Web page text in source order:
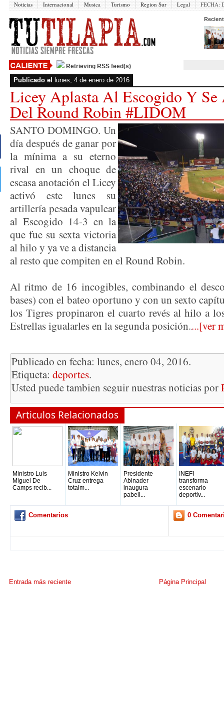
Noticias Internacional Musica Turismo Region Sur Legal FECHA:
Retrieving RSS feed(s)
Publicado el lunes, 4 de enero de 2016
Licey Aplasta Al Escogido Y Se
Del Round Robin #LIDOM
SANTO DOMINGO. Un
día después de ganar por
la mínima a su eterno
rival en un choque de
escasa anotación el Licey
activó este lunes su
artillería pesada vapulear
al Escogido 14-3 en la
que fue su sexta victoria
al hilo y ya ve a distancia
al resto que compiten en el Round Robin.
Al ritmo de 16 incogibles, combinando el
bases) con el bateo oportuno y con un sexto
los Tigres propinaron el cuarto revés al hilo a
Estrellas igualarles en la segunda posición....[ver
Publicado en fecha: lunes, enero 04, 2016.
Etiqueta: deportes.
Usted puede tambien seguir nuestras noticias por
Articulos Relacionados
Ministro Luis
Miguel De
Camps recib...
Ministro Kelvin
Cruz entrega
totalm...
Presidente
Abinader
inaugura
pabell...
INEFI
transforma
escenario
deportiv...
Comentarios 0
Entrada más reciente Página Principal